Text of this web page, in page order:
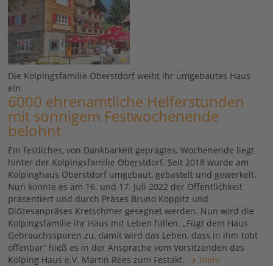
Die Kolpingsfamilie Oberstdorf weiht ihr umgebautes Haus
ein
6000 ehrenamtliche Helferstunden
mit sonnigem Festwochenende
belohnt
Ein festliches, von Dankbarkeit geprägtes, Wochenende liegt
hinter der Kolpingsfamilie Oberstdorf. Seit 2018 wurde am
Kolpinghaus Oberstdorf umgebaut, gebastelt und gewerkelt.
Nun konnte es am 16. und 17. Juli 2022 der Öffentlichkeit
präsentiert und durch Präses Bruno Koppitz und
Diözesanpräses Kretschmer gesegnet werden. Nun wird die
Kolpingsfamilie ihr Haus mit Leben füllen. „Fügt dem Haus
Gebrauchsspuren zu, damit wird das Leben, dass in ihm tobt
offenbar“ hieß es in der Ansprache vom Vorsitzenden des
Kolping Haus e.V. Martin Rees zum Festakt.
mehr